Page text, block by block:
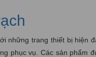
những trang thiết bị hiện
phục vụ. Các sản phẩm